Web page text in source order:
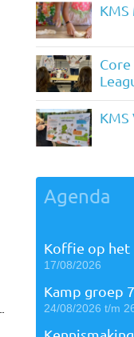
Agenda
Koffie op het
17/08/2026
Kamp groep
24/08/2026 t/m